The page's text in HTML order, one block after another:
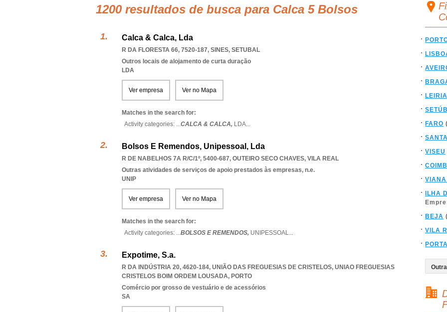
1200 resultados de busca para Calca 5 Bolsos
Calca & Calca, Lda
R DA FLORESTA 66, 7520-187, SINES, SETUBAL
Outros locais de alojamento de curta duração
LDA
Ver empresa Ver no Mapa
Matches in the search for:
Activity categories: ...CALCA & CALCA, LDA...
Bolsos E Remendos, Unipessoal, Lda
R DE NABELHOS 7A R/C/1º, 5400-687, OUTEIRO SECO CHAVES, VILA REAL
Outras atividades de serviços de apoio prestados às empresas, n.e.
UNIP
Ver empresa Ver no Mapa
Matches in the search for:
Activity categories: ...BOLSOS E REMENDOS, UNIPESSOAL...
Expotime, S.a.
R DA INDÚSTRIA 20, 4620-184, UNIÃO DAS FREGUESIAS DE CRISTELOS, UNIAO FREGUESIAS
CRISTELOS BOIM ORDEM LOUSADA, PORTO
Comércio por grosso de vestuário e de acessórios
SA
LEIRIA
FARO
VISEU
ILHA
BEJA
VILA